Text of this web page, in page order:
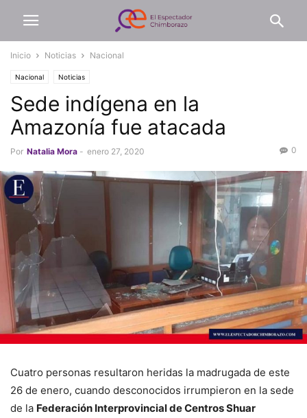
Inicio Noticias Nacional
Nacional Noticias
Sede indígena en la
Amazonía fue atacada
Por Natalia Mora - enero 27, 2020 0
Cuatro personas resultaron heridas la madrugada de este
26 de enero, cuando desconocidos irrumpieron en la sede
de la Federación Interprovincial de Centros Shuar